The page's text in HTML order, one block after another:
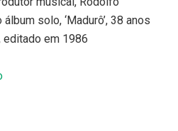
solo, ‘Madurô’, 38 anos
editado em 1986